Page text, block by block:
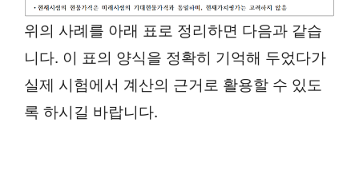
위의 사례를 아래 표로 정리하면 다음과 같습
니다. 이 표의 양식을 정확히 기억해 두었다가
실제 시험에서 계산의 근거로 활용할 수 있도
록 하시길 바랍니다.